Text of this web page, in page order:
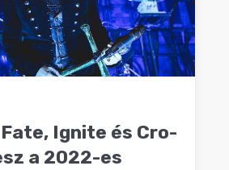
Ignite és Cro-
a 2022-es